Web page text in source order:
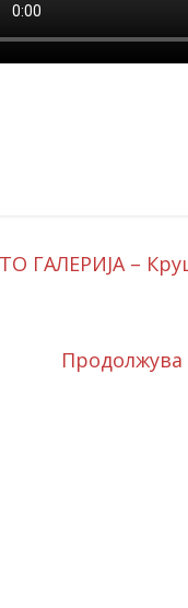
ГАЛЕРИЈА –
Продолжува